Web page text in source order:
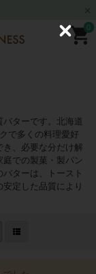
0
ターです。北海道
で多くの料理愛好
、必要な分だけ解
での製菓・製パン
ターは、トースト
定した品質により
C